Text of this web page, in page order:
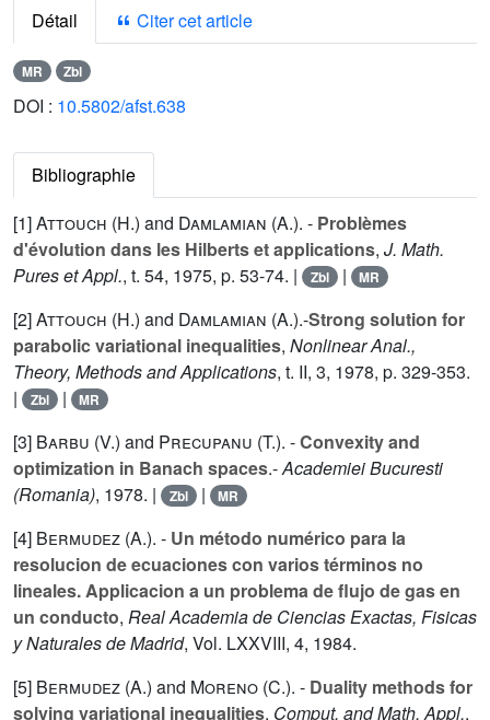
Détail Citer cet article
MR Zbl
DOI : 10.5802/afst.638
Bibliographie
[1]Attouch (H.) and Damlamian (A.). - Problèmes
d'évolution dans les Hilberts et applications, J. Math.
Pures et Appl., t. 54, 1975, p. 53-74. | Zbl | MR
[2]Attouch (H.) and Damlamian (A.).-Strong solution for
parabolic variational inequalities, Nonlinear Anal.,
Theory, Methods and Applications, t. II, 3, 1978, p. 329-353.
|
Zbl | MR
[3] Barbu (V.) and Precupanu (T.). -Convexity and
optimization in Banach spaces.-Academiei Bucuresti
(Romania), 1978. | Zbl | MR
[4] Bermudez (A.). - Un método numérico para la
resolucion de ecuaciones con varios términos no
lineales. Applicacion a un problema de flujo de gas en
un conducto, Real Academia de Ciencias Exactas, Fisicas
y Naturales de Madrid, Vol. LXXVIII, 4, 1984.
[5] Bermudez (A.) and Moreno (C.). - Duality methods for
solving variational inequalities, Comput. and Math. Appl.,